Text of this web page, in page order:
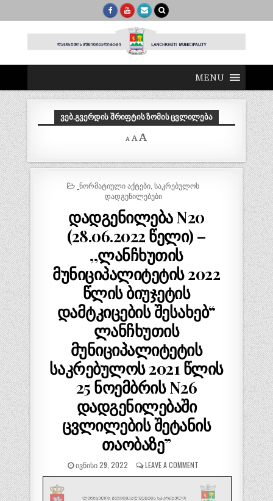
MENU
ᲕᲔᲑ.ᲒᲕᲔᲠᲓᲘᲡ ᲨᲠᲘᲤᲢᲘᲡ ᲖᲝᲛᲘᲡ ᲪᲕᲚᲘᲚᲔᲑᲐ
A
Decrease
font
A Reset
A
size.
POSTED
_ᲜᲝᲠᲛᲐᲢᲘᲣᲚᲘ ᲐᲥᲢᲔᲑᲘ,ᲡᲐᲙᲠᲔᲑᲣᲚᲝᲡ
ᲓᲐᲓᲒᲔᲜᲘᲚᲔᲑᲔᲑᲘ
დადგენილება N20
(28.06.2022 წელი) –
,,ლანჩხუთის
მუნიციპალიტეტის 2022
წლის ბიუჯეტის
დამტკიცების შესახებ“
ლანჩხუთის
მუნიციპალიტეტის
საკრებულოს 2021 წლის
25 ნოემბრის N26
დადგენილებაში
ცვლილების შეტანის
თაობაზე”
ᲘᲕᲜᲘᲡᲘ 29, 2022 LEAVE A COMMENT